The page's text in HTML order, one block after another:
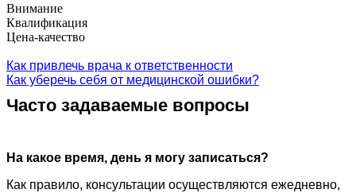
Внимание
Квалификация
Цена-качество
Как привлечь врача к ответственности
Как уберечь себя от медицинской ошибки?
Часто задаваемые вопросы
На какое время, день я могу записаться?
Как правило, консультации осуществляются ежедневно,